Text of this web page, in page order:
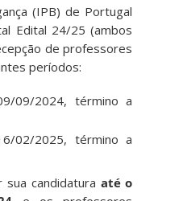
(IPB) de Portugal
Edital 24/25 (ambos
de professores
períodos:
09/2024, término a
02/2025, término a
candidatura até o